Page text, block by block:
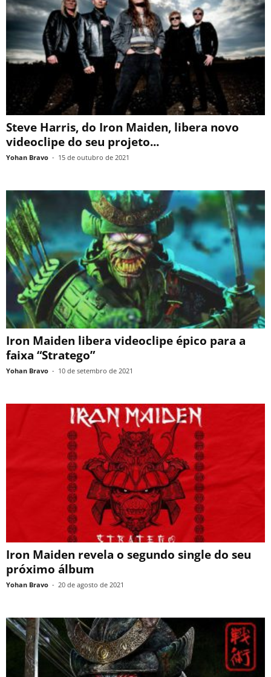
Steve Harris, do Iron Maiden, libera novo
videoclipe do seu projeto...
Yohan Bravo - 15 de outubro de 2021
Iron Maiden libera videoclipe épico para a
faixa “Stratego”
Yohan Bravo - 10 de setembro de 2021
Iron Maiden revela o segundo single do seu
próximo álbum
Yohan Bravo - 20 de agosto de 2021